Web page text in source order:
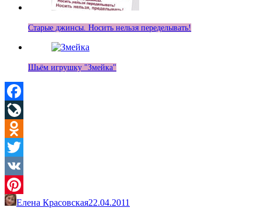
Старые джинсы. Носить нельзя переделывать!
Шьём игрушку "Змейка"
Facebook
LiveJournal
Odnoklassniki
Twitter
VK
Pinterest
Елена Красовская22.04.2011